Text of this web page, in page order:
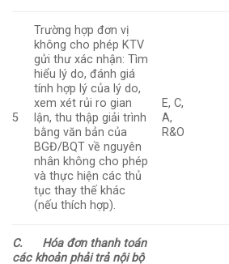
5
Trường hợp đơn vị
không cho phép KTV
gửi thư xác nhận: Tìm
hiểu lý do, đánh giá
tính hợp lý của lý do,
xem xét rủi ro gian
lận, thu thập giải trình
bằng văn bản của
BGĐ/BQT về nguyên
nhân không cho phép
và thực hiện các thủ
tục thay thế khác
(nếu thích hợp).
E, C,
A,
R&O
C. Hóa đơn thanh toán
các khoản phải trả nội bộ